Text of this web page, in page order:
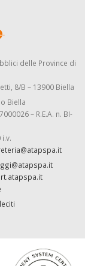
delle Province di
8/B – 13900 Biella
Biella
– R.E.A. n. BI-